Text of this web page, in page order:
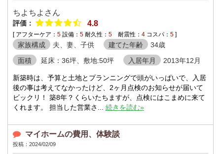
ちよちよさん
評価： 4.8
[ アフターケア： 5 設備： 5 耐久性： 5 耐震性： 4 コスパ： 5 ]
家族構成 夫、妻、子供 建てた年齢
34歳
面積
延床：36坪、敷地:50坪 入居年月 2013年12月
新築時は、予算と土地とプランニングで頭がいっぱいで、入居
後の事は考えてなかったけど、2ヶ月点検のお知らせが届いて
ビックリ！ 築8年？くらいたちますが、点検にはこまめに来て
くれます。 担当した営業さ... 続きを読む»
マイホームの費用、体験談
投稿：2024/02/09